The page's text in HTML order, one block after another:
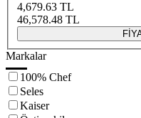
4,679.63 TL
46,578.48 TL
Markalar
100% Chef
Seles
Kaiser